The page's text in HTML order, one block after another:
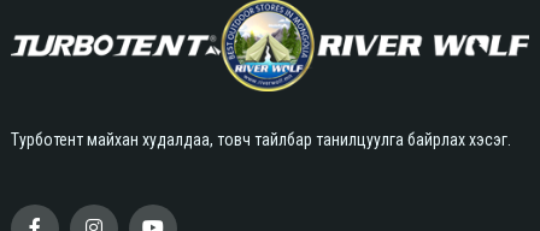
Турботент майхан худалдаа, товч тайлбар танилцуулга байрлах хэсэг.